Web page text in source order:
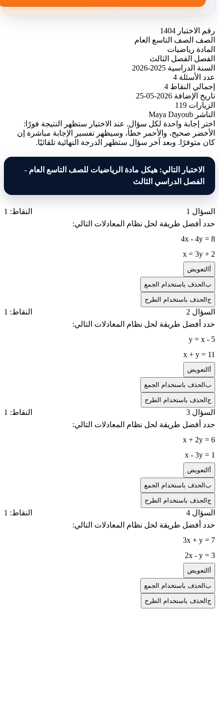
رقم الاختبار 1404
الصف
الصف التاسع العام
المادة رياضيات
الفصل
الفصل الثالث
السنة الدراسية 2025-2026
عدد الأسئلة 4
إجمالي النقاط 4
تاريخ الإضافة 2026-05-25
الزيارات 119
الناشر Maya Dayoub
اختر إجابة واحدة لكل سؤال. عند الاختيار ستظهر النتيجة فورًا:
الأخضر صحيح، والأحمر خطأ، وسيظهر تفسير الإجابة مباشرة إن
كان متوفرًا. وبعد آخر سؤال ستظهر الدرجة النهائية تلقائيًا.
الاختبار التالي: هيكل مادة الرياضيات للصف التاسع العام -
الفصل الدراسي الثالث
السؤال 1
النقاط: 1
حدد أفضل طريقة لحل نظام المعادلات التالي:
4x - 4y = 8
x = 3y + 2
التعويض
بالحذف باستخدام الجمع
جالحذف باستخدام الطرح
السؤال 2
النقاط: 1
حدد أفضل طريقة لحل نظام المعادلات التالي:
y = x - 5
x + y = 11
التعويض
بالحذف باستخدام الجمع
جالحذف باستخدام الطرح
السؤال 3
النقاط: 1
حدد أفضل طريقة لحل نظام المعادلات التالي:
x + 2y = 6
x - 3y = 1
التعويض
بالحذف باستخدام الجمع
جالحذف باستخدام الطرح
السؤال 4
النقاط: 1
حدد أفضل طريقة لحل نظام المعادلات التالي:
3x + y = 7
2x - y = 3
التعويض
بالحذف باستخدام الجمع
جالحذف باستخدام الطرح